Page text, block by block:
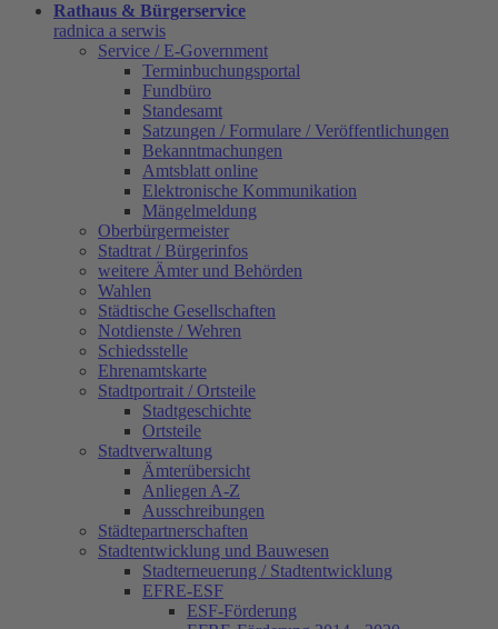
Rathaus & Bürgerservice
radnica a serwis
Service / E-Government
Terminbuchungsportal
Fundbüro
Standesamt
Satzungen / Formulare / Veröffentlichungen
Bekanntmachungen
Amtsblatt online
Elektronische Kommunikation
Mängelmeldung
Oberbürgermeister
Stadtrat / Bürgerinfos
weitere Ämter und Behörden
Wahlen
Städtische Gesellschaften
Notdienste / Wehren
Schiedsstelle
Ehrenamtskarte
Stadtportrait / Ortsteile
Stadtgeschichte
Ortsteile
Stadtverwaltung
Ämterübersicht
Anliegen A-Z
Ausschreibungen
Städtepartnerschaften
Stadtentwicklung und Bauwesen
Stadterneuerung / Stadtentwicklung
EFRE-ESF
ESF-Förderung